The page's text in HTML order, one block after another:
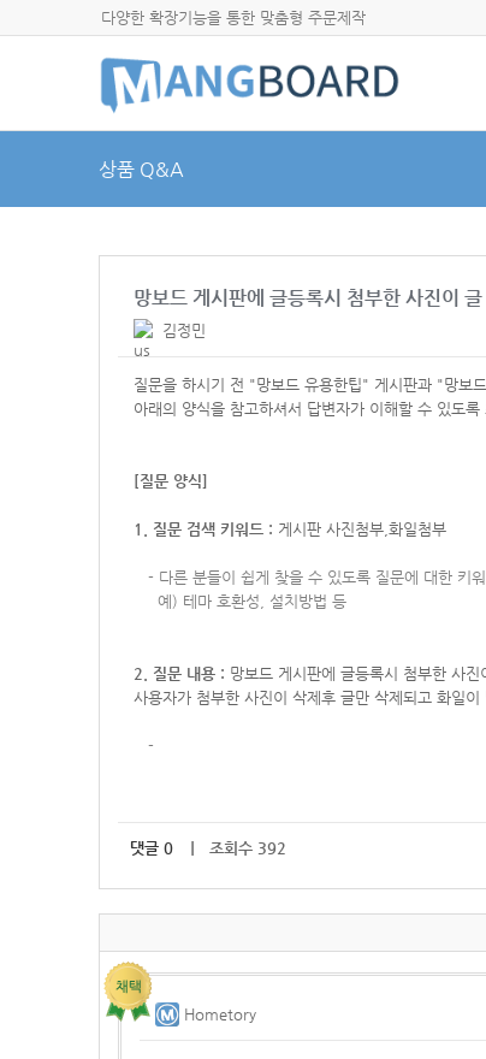
다양한 확장기능을 통한 맞춤형 주문제작
상품 Q&A
망보드 게시판에 글등록시 첨부한 사진이
김정민
질문을 하시기 전 "망보드 유용한팁" 게시판과 "망보
아래의 양식을 참고하셔서 답변자가 이해할 수 있도록
[질문 양식]
1. 질문 검색 키워드 : 게시판 사진첨부,화일첨부
- 다른 분들이 쉽게 찾을 수 있도록 질문에 대한 키
예) 테마 호환성, 설치방법 등
2. 질문 내용 : 망보드 게시판에 글등록시 첨부한 사
사용자가 첨부한 사진이 삭제후 글만 삭제되고 화일
-
댓글 0 ｜ 조회수 392
Hometory